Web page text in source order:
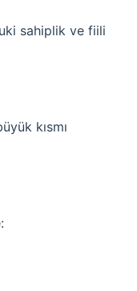
sahiplik ve fiili
kısmı